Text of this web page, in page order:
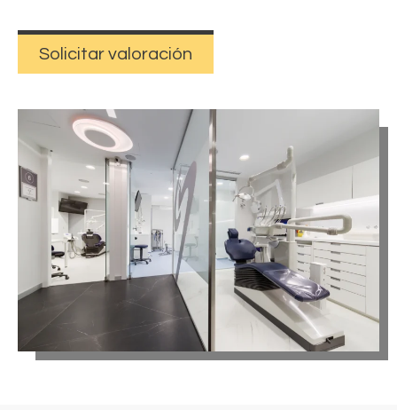
Solicitar valoración